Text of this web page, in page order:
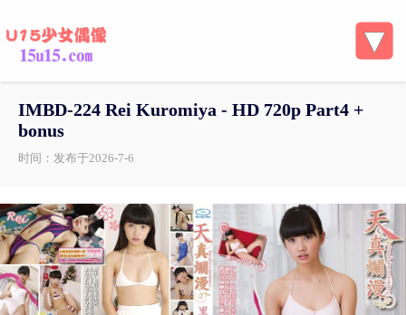
IMBD-224 Rei Kuromiya - HD 720p Part4 +
bonus
时间：发布于2026-7-6